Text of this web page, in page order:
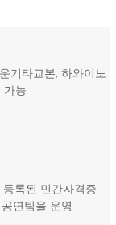
기타교본, 하와이노
가능
록된 민간자격증
연팀을 운영